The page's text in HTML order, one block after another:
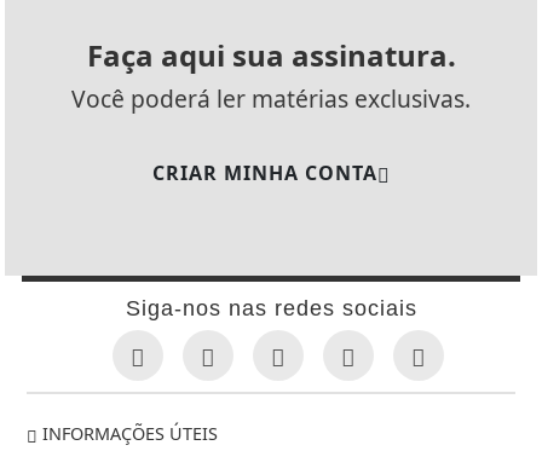
Faça aqui sua assinatura.
Você poderá ler matérias exclusivas.
CRIAR MINHA CONTA
Siga-nos nas redes sociais
INFORMAÇÕES ÚTEIS